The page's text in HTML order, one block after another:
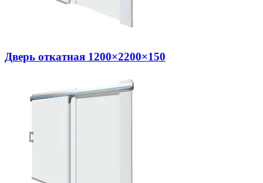
Дверь откатная 1200×2200×150